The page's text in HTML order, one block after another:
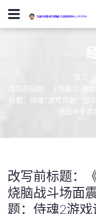
首页
改写前标题：《侍魂2》游
标题：侍魂2游戏评测：战
场面神乎
改写前标题：
烧脑战斗场面
题：侍魂2游